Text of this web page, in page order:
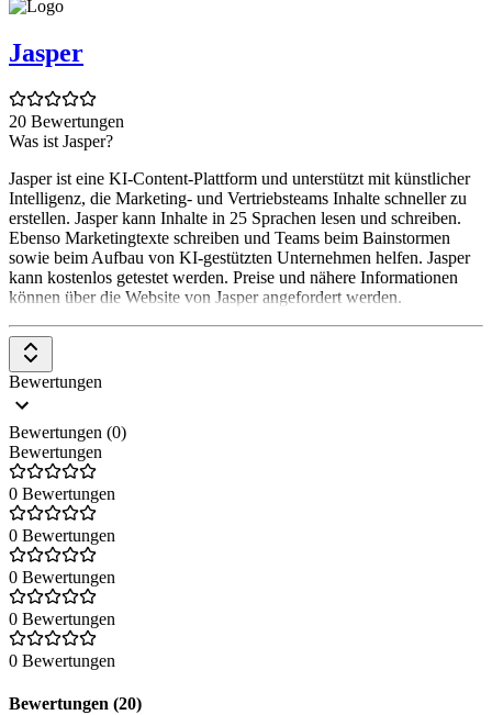
Jasper
20 Bewertungen
Was ist Jasper?
Jasper ist eine KI-Content-Plattform und unterstützt mit künstlicher
Intelligenz, die Marketing- und Vertriebsteams Inhalte schneller zu
erstellen. Jasper kann Inhalte in 25 Sprachen lesen und schreiben.
Ebenso Marketingtexte schreiben und Teams beim Bainstormen
sowie beim Aufbau von KI-gestützten Unternehmen helfen. Jasper
kann kostenlos getestet werden. Preise und nähere Informationen
können über die Website von Jasper angefordert werden.
Bewertungen
Bewertungen (0)
Bewertungen
0 Bewertungen
0 Bewertungen
0 Bewertungen
0 Bewertungen
0 Bewertungen
Bewertungen (20)